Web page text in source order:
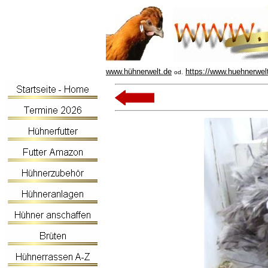
www.hühnerwelt.de od. https://